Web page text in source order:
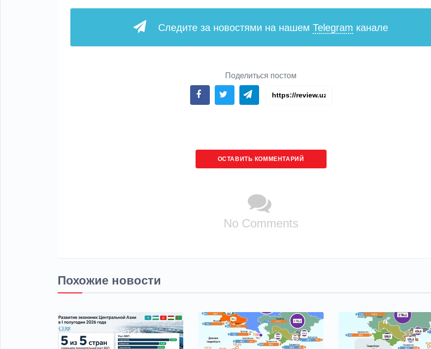
Следите за новостями на нашем Telegram канале
Поделиться постом
ОСТАВИТЬ КОММЕНТАРИЙ
No Comments
Похожие новости